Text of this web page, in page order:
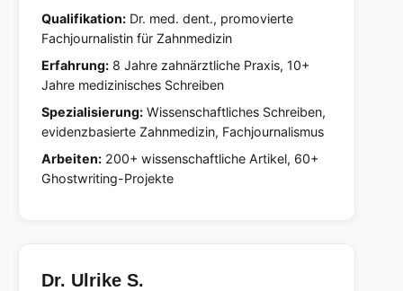
Qualifikation: Dr. med. dent., promovierte
Fachjournalistin für Zahnmedizin
Erfahrung: 8 Jahre zahnärztliche Praxis, 10+
Jahre medizinisches Schreiben
Spezialisierung: Wissenschaftliches Schreiben,
evidenzbasierte Zahnmedizin, Fachjournalismus
Arbeiten: 200+ wissenschaftliche Artikel, 60+
Ghostwriting-Projekte
Dr. Ulrike S.